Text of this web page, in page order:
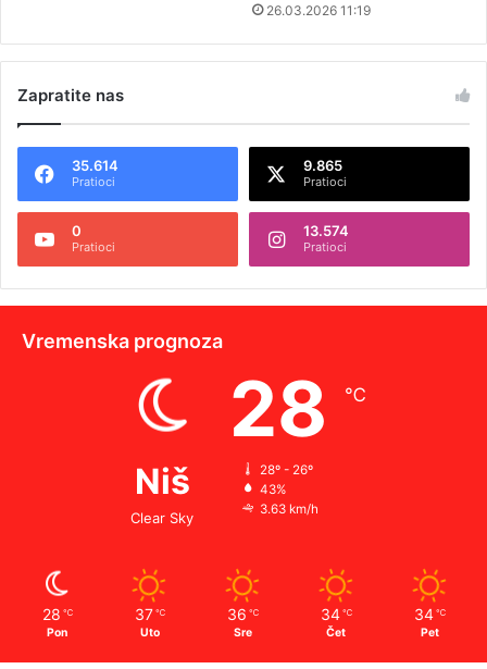
26.03.2026 11:19
Zapratite nas
35.614
Pratioci
9.865
Pratioci
0
Pratioci
13.574
Pratioci
Vremenska prognoza
Niš
Clear Sky
28 ℃
28º - 26º
43%
3.63 km/h
28 ℃
Pon
37 ℃
Uto
36 ℃
Sre
34 ℃
Čet
34 ℃
Pet